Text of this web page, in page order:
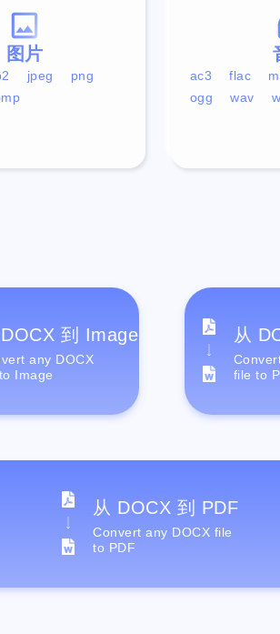
ac3 flac
ogg
wav
图片
jpeg
png
到 Image
any DOCX
Image
从
file to
从 DOCX 到 PDF
Convert any DOCX file
to PDF